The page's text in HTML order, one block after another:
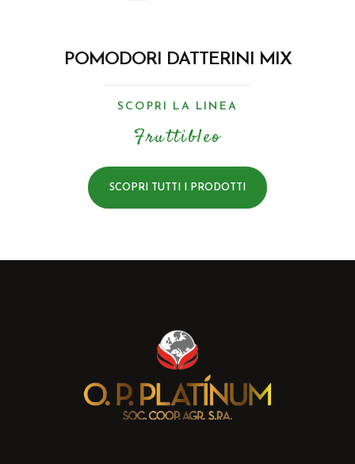
POMODORI DATTERINI MIX
SCOPRI LA LINEA
Fruttibleo
SCOPRI TUTTI I PRODOTTI